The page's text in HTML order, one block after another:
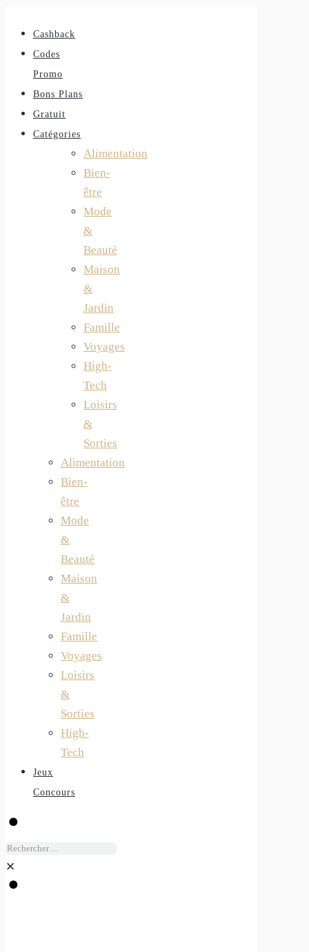
Cashback
Codes
Promo
Bons Plans
Gratuit
Catégories
Alimentation
Bien-
être
Mode
&
Beauté
Maison
&
Jardin
Famille
Voyages
High-
Tech
Loisirs
&
Sorties
Alimentation
Bien-
être
Mode
&
Beauté
Maison
&
Jardin
Famille
Voyages
Loisirs
&
Sorties
High-
Tech
Jeux
Concours
✕